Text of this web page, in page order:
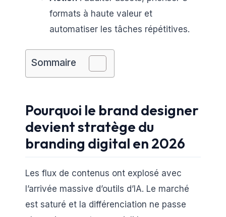
formats à haute valeur et
automatiser les tâches répétitives.
Sommaire
Pourquoi le brand designer
devient stratège du
branding digital en 2026
Les flux de contenus ont explosé avec
l’arrivée massive d’outils d’IA. Le marché
est saturé et la différenciation ne passe